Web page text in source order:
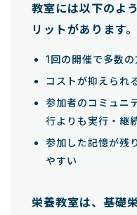
教室には以下のよ
リットがあります。
1回の開催で多数
コストが抑えられ
参加者のコミュニ
行よりも実行・継
参加した記憶が残
やすい
栄養教室は、基礎